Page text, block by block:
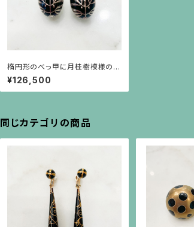
楕円形のべっ甲に月桂樹模様の銀
高蒔絵のイヤリング
¥126,500
同じカテゴリの商品